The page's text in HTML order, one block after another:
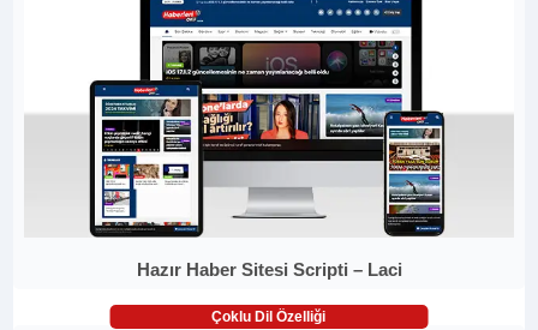
Hazır Haber Sitesi Scripti – Laci
Çoklu Dil Özelliği